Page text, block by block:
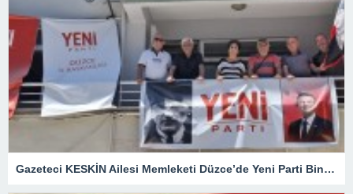
Gazeteci KESKİN Ailesi Memleketi Düzce’de Yeni Parti Binasını Ziyaret Etti